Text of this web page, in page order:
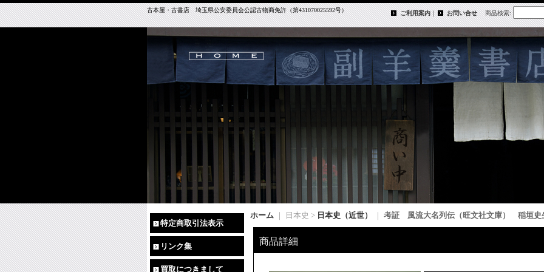
古本屋・古書店 埼玉県公安委員会公認古物商免許（第431070025592号） ご利用案内｜ お問い合せ 商品検索:
特定商取引法表示
リンク集
買取につきまして
ホーム ｜ 日本史 > 日本史（近世） 考証 風流大名列伝（旺文社文庫） 稲垣
商品詳細